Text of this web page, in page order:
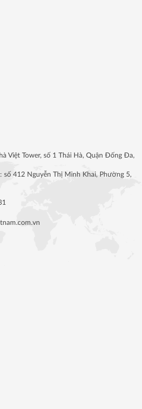
Việt Tower, số 1 Thái Hà, Quận Đống Đa,
số 412 Nguyễn Thị Minh Khai, Phường 5,